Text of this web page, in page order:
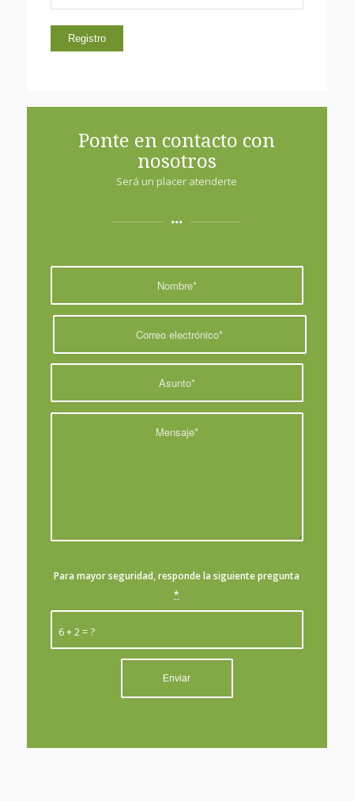
Ponte en contacto con
nosotros
Será un placer atenderte
6 + 2 = ?
Para mayor seguridad, responde la siguiente pregunta
*